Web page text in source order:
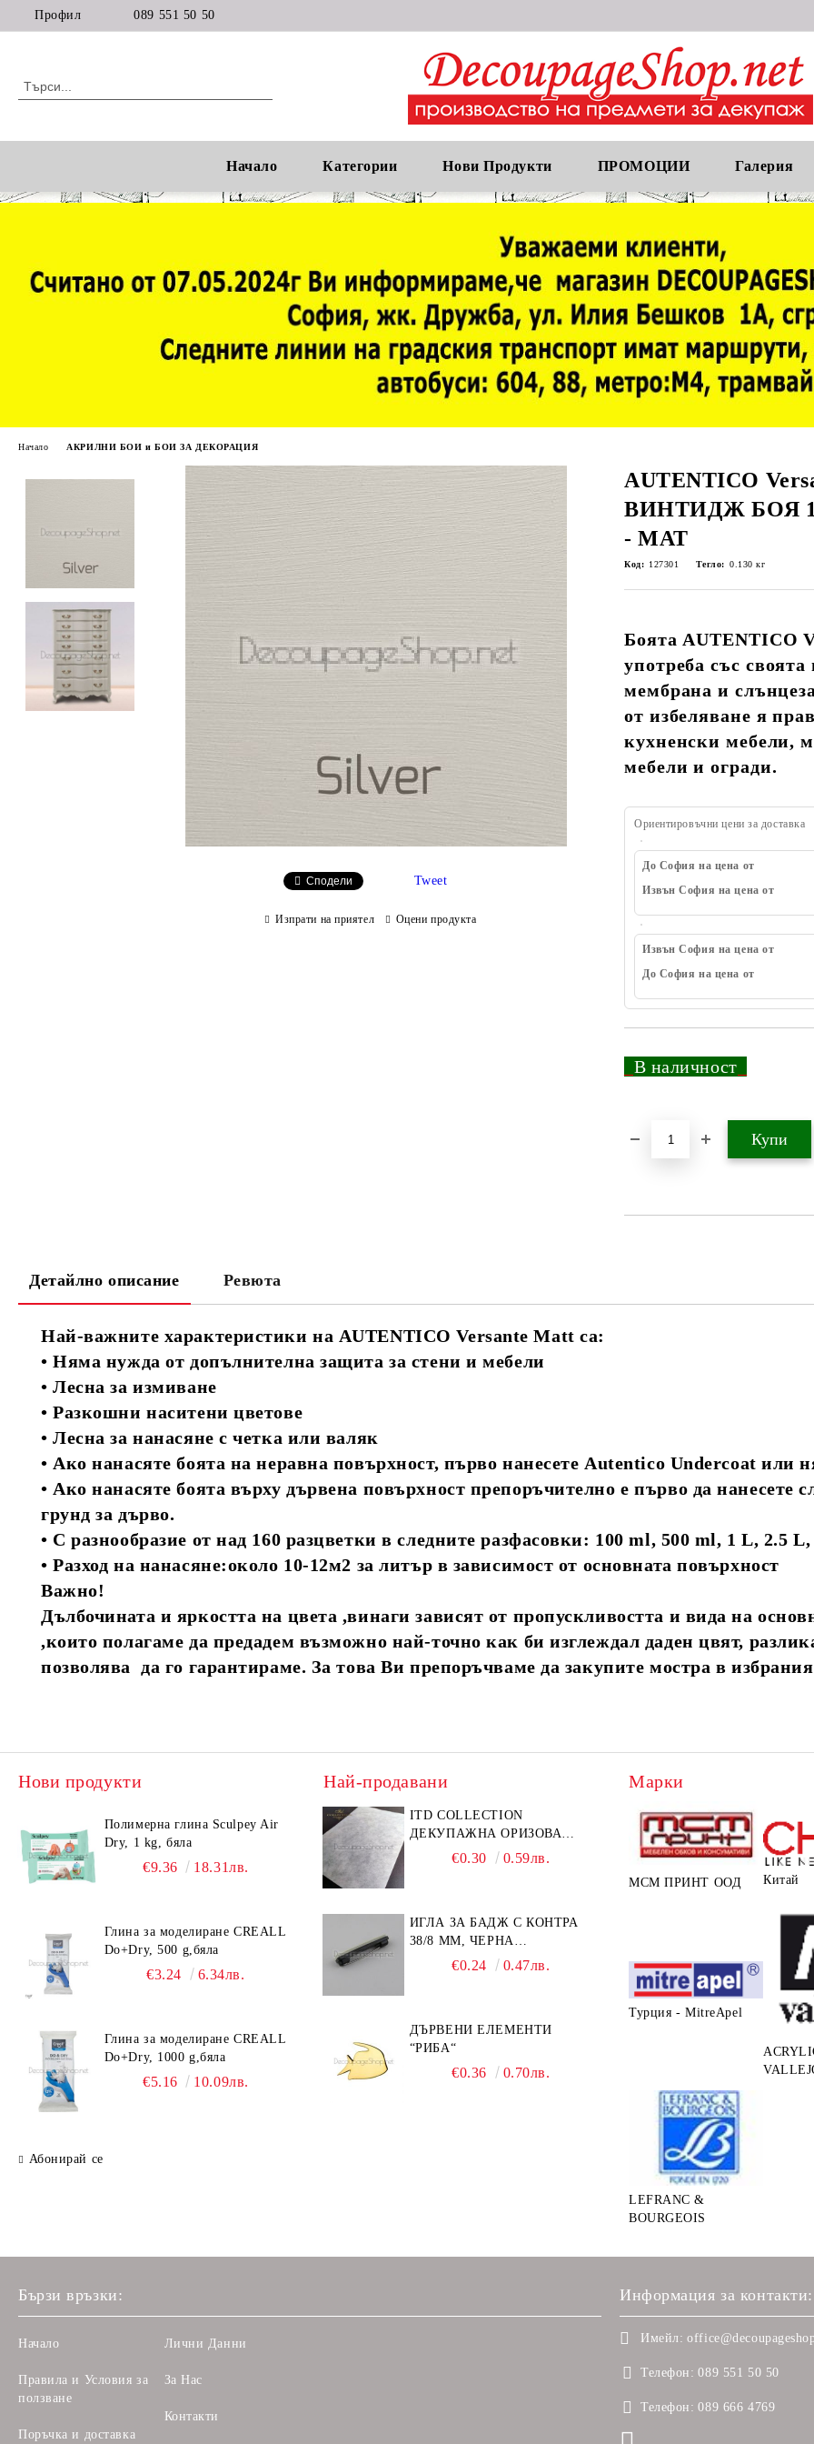
Профил 089 551 50 50
Начало Категории Нови Продукти ПРОМОЦИИ Галерия
Начало АКРИЛНИ БОИ и БОИ ЗА ДЕКОРАЦИЯ
AUTENTICO
ВИНТИДЖ БОЯ
- МАТ
Код: 127301 Тегло: 0.130 кг
Боята AUTENTICO
употреба със
мембрана и
от избеляване я
кухненски мебели,
мебели и огради.
Ориентировъчни цени за доставка
До София на цена от
Извън София на цена от
Извън София на цена от
До София на цена от
В наличност
Сподели Tweet
Изпрати на приятел Оцени продукта
Детайлно описание Ревюта
Най-важните характеристики на AUTENTICO Versante Matt са:
• Няма нужда от допълнителна защита за стени и мебели
• Лесна за измиване
• Разкошни наситени цветове
• Лесна за нанасяне с четка или валяк
• Ако нанасяте боята на неравна повърхност, първо нанесете Autentico Undercoat или
• Ако нанасяте боята върху дървена повърхност препоръчително е първо да нанесете
грунд за дърво.
• С разнообразие от над 160 разцветки в следните разфасовки: 100 ml, 500 ml, 1 L, 2.5
• Разход на нанасяне:около 10-12м2 за литър в зависимост от основната повърхност
Важно!
Дълбочината и яркостта на цвета ,винаги зависят от пропускливостта и вида на
,които полагаме да предадем възможно най-точно как би изглеждал даден цвят,
позволява да го гарантираме. За това Ви препоръчваме да закупите мостра в
Нови продукти
Полимерна глина Sculpey Air
Dry, 1 kg, бяла
€9.36 18.31лв.
Глина за моделиране CREALL
Do+Dry, 500 g,бяла
€3.24 6.34лв.
Глина за моделиране CREALL
Do+Dry, 1000 g,бяла
€5.16 10.09лв.
Абонирай се
Най-продавани
ITD COLLECTION
ДЕКУПАЖНА ОРИЗОВА
ХАРТИЯ А5 БЯЛА - RC044
€0.30 0.59лв.
ИГЛА ЗА БАДЖ С КОНТРА
38/8 ММ, ЧЕРНА
САМОЗАЛЕПВАЩА
€0.24 0.47лв.
ДЪРВЕНИ ЕЛЕМЕНТИ
“РИБА“
€0.36 0.70лв.
Марки
МСМ ПРИНТ ООД Китай
Турция - MitreApel
LEFRANC &
BOURGEOIS
Бързи връзки:
Начало
Правила и Условия за
ползване
Поръчка и доставка
Лични Данни
За Нас
Контакти
Информация за контакти:
Имейл:
Телефон: 089 551 50 50
Телефон: 089 666 4769